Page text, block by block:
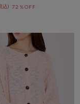
72％OFF